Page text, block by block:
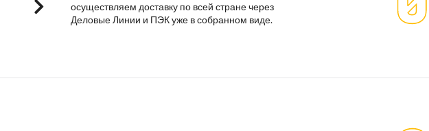
осуществляем доставку по всей стране через
Деловые Линии и ПЭК уже в собранном виде.